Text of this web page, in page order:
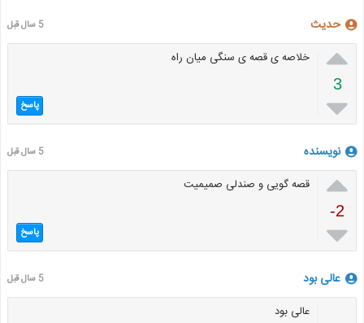
حدیث 5 سال قبل

3

خلاصه ی قصه ی سنگی میان راه
پاسخ
نویسنده 5 سال قبل

-2

قصه گویی و صندلی صمیمیت
پاسخ
عالی بود 5 سال قبل
عالی بود